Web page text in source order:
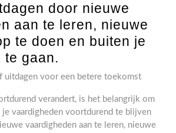
door nieuwe
aan te leren, nieuwe
te doen en buiten je
te gaan.
uitdagen voor een betere toekomst
verandert, is het belangrijk om
vaardigheden voortdurend te blijven
vaardigheden aan te leren, nieuwe